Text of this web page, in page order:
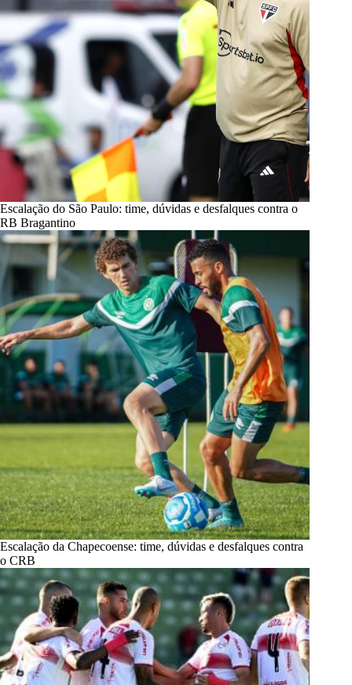
Escalação do São Paulo: time, dúvidas e desfalques contra o
RB Bragantino
Escalação da Chapecoense: time, dúvidas e desfalques contra
o CRB